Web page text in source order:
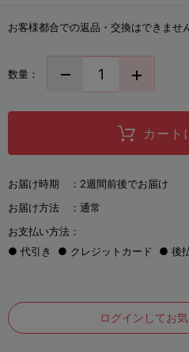
お客様都合での返品・交換はできません
数量：
カート
お届け時期 ： 2週間前後でお届け
お届け方法 ： 通常
お支払い方法：
代引き
クレジットカード 後
ログインしてお